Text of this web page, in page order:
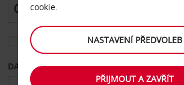
Vyberte si jiné místo vrácení
DATUM OD DATUM DO
cookie.
NASTAVENÍ PŘEDVOLEB
PŘIJMOUT A ZAVŘÍT